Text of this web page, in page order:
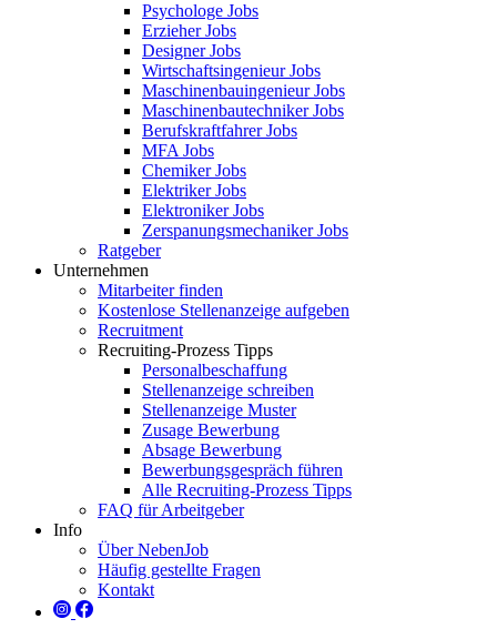
Psychologe Jobs
Erzieher Jobs
Designer Jobs
Wirtschaftsingenieur Jobs
Maschinenbauingenieur Jobs
Maschinenbautechniker Jobs
Berufskraftfahrer Jobs
MFA Jobs
Chemiker Jobs
Elektriker Jobs
Elektroniker Jobs
Zerspanungsmechaniker Jobs
Ratgeber
Unternehmen
Mitarbeiter finden
Kostenlose Stellenanzeige aufgeben
Recruitment
Recruiting-Prozess Tipps
Personalbeschaffung
Stellenanzeige schreiben
Stellenanzeige Muster
Zusage Bewerbung
Absage Bewerbung
Bewerbungsgespräch führen
Alle Recruiting-Prozess Tipps
FAQ für Arbeitgeber
Info
Über NebenJob
Häufig gestellte Fragen
Kontakt